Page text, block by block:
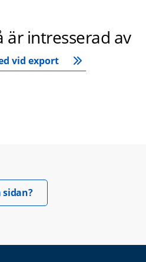
är intresserad av
vid export
Öppnas i nytt fönster.